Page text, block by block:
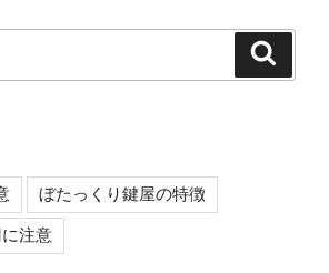
ぼたっくり鍵屋の特徴
注意